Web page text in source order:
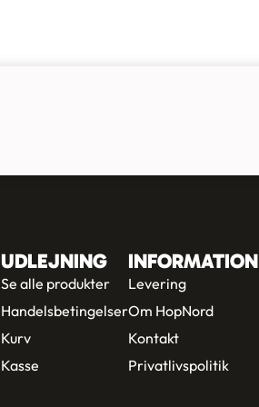
UDLEJNING
Se alle produkter
Handelsbetingelser
Kurv
Kasse
INFORMATION
Levering
Om HopNord
Kontakt
Privatlivspolitik